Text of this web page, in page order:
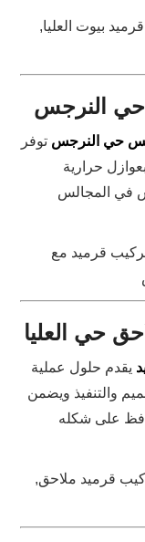
بيوت العليا,
حي النرجس
حي النرجس توفر
حرارية
في المجالس
قرميد مع
حي العليا
يقدم حلول عملية
والتنفيذ ويضمن
على شكله
قرميد ملاحق,